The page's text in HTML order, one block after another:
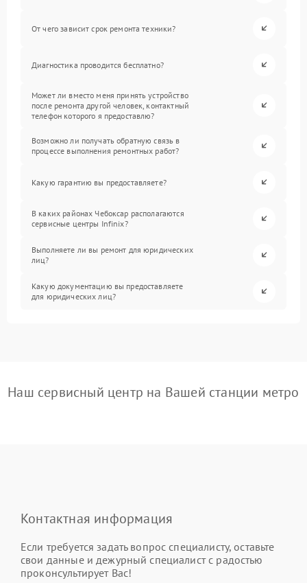
От чего зависит срок ремонта техники?
Диагностика проводится бесплатно?
Может ли вместо меня принять устройство
после ремонта другой человек, контактный
телефон которого я предоставлю?
Возможно ли получать обратную связь в
процессе выполнения ремонтных работ?
Какую гарантию вы предоставляете?
В каких районах Чебоксар располагаются
сервисные центры Infinix?
Выполняете ли вы ремонт для юридических
лиц?
Какую документацию вы предоставляете
для юридических лиц?
Наш сервисный центр на Вашей станции метро
Контактная информация
Если требуется задать вопрос специалисту, оставьте
свои данные и дежурный специалист с радостью
проконсультирует Вас!